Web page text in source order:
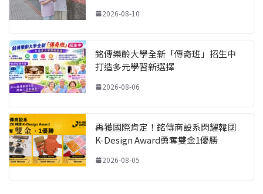
2026-08-10
銘傳樂齡大學全新「傳奇班」招生中
打造多元學習新選擇
2026-08-06
再獲國際肯定！銘傳商設系閃耀韓國
K-Design Award勇奪雙金1優勝
2026-08-05